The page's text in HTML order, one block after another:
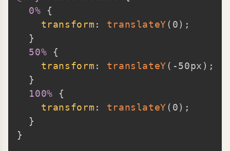
0%
{
transform : translateY( 0) ;
}
50%
{
transform : translateY( -50px ) ;
}
100%
{
transform : translateY( 0) ;
}
}